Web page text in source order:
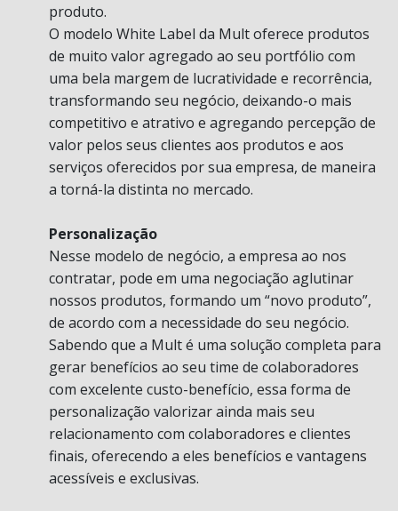
produto.
O modelo White Label da Mult oferece produtos
de muito valor agregado ao seu portfólio com
uma bela margem de lucratividade e recorrência,
transformando seu negócio, deixando-o mais
competitivo e atrativo e agregando percepção de
valor pelos seus clientes aos produtos e aos
serviços oferecidos por sua empresa, de maneira
a torná-la distinta no mercado.
Personalização
Nesse modelo de negócio, a empresa ao nos
contratar, pode em uma negociação aglutinar
nossos produtos, formando um “novo produto”,
de acordo com a necessidade do seu negócio.
Sabendo que a Mult é uma solução completa para
gerar benefícios ao seu time de colaboradores
com excelente custo-benefício, essa forma de
personalização valorizar ainda mais seu
relacionamento com colaboradores e clientes
finais, oferecendo a eles benefícios e vantagens
acessíveis e exclusivas.